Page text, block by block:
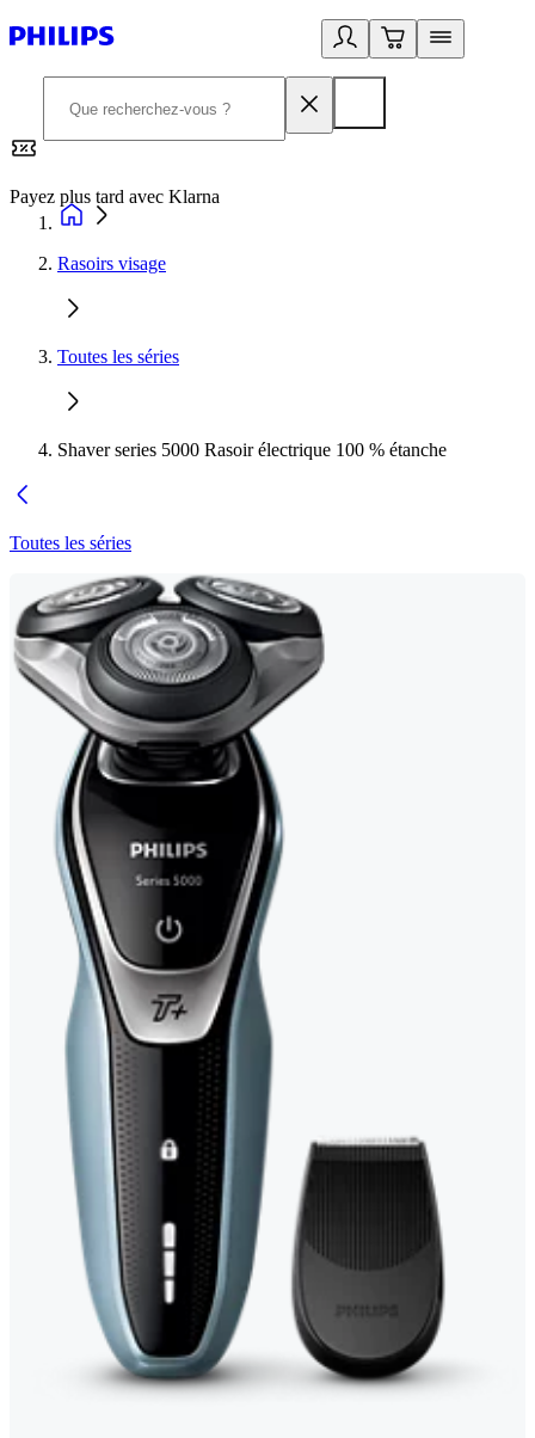
Payez plus tard avec Klarna
Rasoirs visage
Toutes les séries
Shaver series 5000 Rasoir électrique 100 % étanche
Toutes les séries